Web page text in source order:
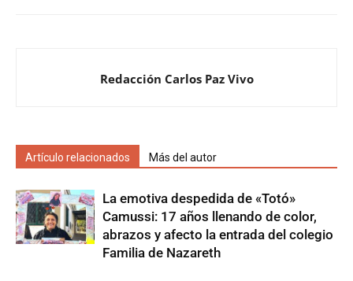
Redacción Carlos Paz Vivo
Artículo relacionados Más del autor
La emotiva despedida de «Totó»
Camussi: 17 años llenando de color,
abrazos y afecto la entrada del colegio
Familia de Nazareth